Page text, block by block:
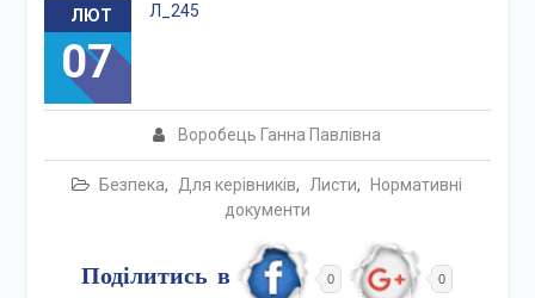
ЛЮТ
07
Воробець Ганна Павлівна
Безпека, Для керівників, Листи,
Нормативні
документи
Л_245
Поділитись в 0 0